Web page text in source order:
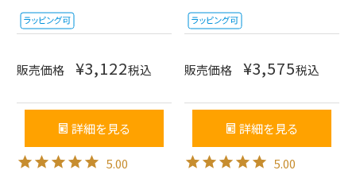
販売価格 ¥3,122税込
詳細を見る
5.00
販売価格 ¥3,575税込
詳細を見る
5.00